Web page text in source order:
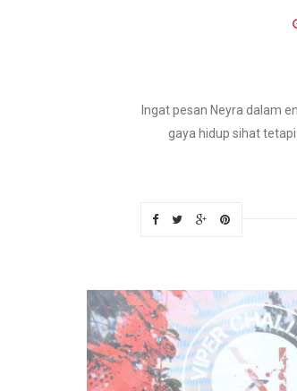
Ingat pesan Neyra dalam
gaya hidup sihat